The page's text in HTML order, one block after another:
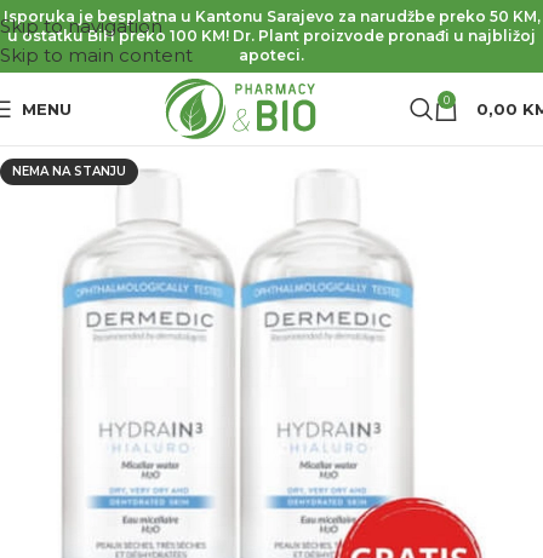
Skip to navigation
Skip to main content
Isporuka je besplatna u Kantonu Sarajevo za narudžbe preko 50 KM,
u ostatku BiH preko 100 KM! Dr. Plant proizvode pronađi u najbližoj
apoteci.
MENU 0 0,00
NEMA NA STANJU